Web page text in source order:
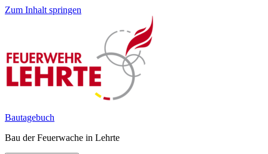
Zum Inhalt springen
Bautagebuch
Bau der Feuerwache in Lehrte